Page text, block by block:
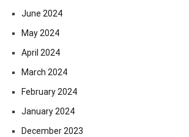
June 2024
May 2024
April 2024
March 2024
February 2024
January 2024
December 2023